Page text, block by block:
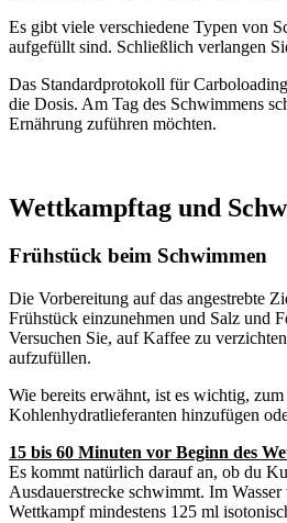
Es gibt viele verschiedene Typen von
aufgefüllt sind. Schließlich verlangen
Das Standardprotokoll für
die Dosis. Am Tag des Schwimmens
Ernährung zuführen möchten.
Wettkampftag und
Frühstück beim Schwimmen
Die Vorbereitung auf das angestrebte
Frühstück einzunehmen und Salz und
Versuchen Sie, auf Kaffee zu
aufzufüllen.
Wie bereits erwähnt, ist es wichtig,
Kohlenhydratlieferanten hinzufügen
15 bis 60 Minuten vor Beginn des
Es kommt natürlich darauf an, ob du
Ausdauerstrecke schwimmt. Im
Wettkampf mindestens 125 ml